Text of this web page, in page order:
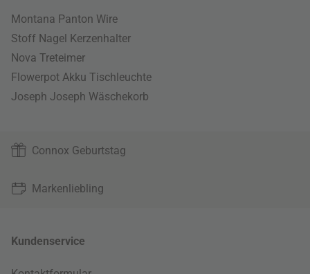
Montana Panton Wire
Stoff Nagel Kerzenhalter
Nova Treteimer
Flowerpot Akku Tischleuchte
Joseph Joseph Wäschekorb
Connox Geburtstag
Markenliebling
Kundenservice